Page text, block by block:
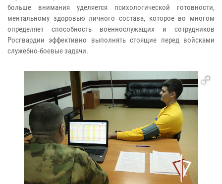
больше внимания уделяется психологической готовности,
ментальному здоровью личного состава, которое во многом
определяет способность военнослужащих и сотрудников
Росгвардии эффективно выполнять стоящие перед войсками
служебно-боевые задачи.